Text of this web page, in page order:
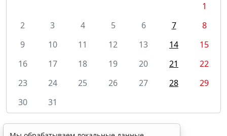
1
2
3 4 5 6 7
8
9
10 11 12 13 14
15
16
17 18 19 20 21
22
23
24 25 26 27 28
29
30
31